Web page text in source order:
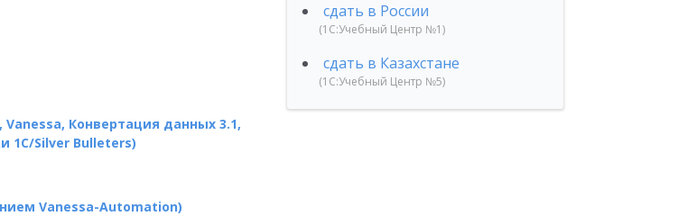
Конвертация данных 3.1,
1С/Silver Bulleters)
Vanessa-Automation)
сдать в России
(1С:Учебный Центр №1)
сдать в Казахстане
(1С:Учебный Центр №5)